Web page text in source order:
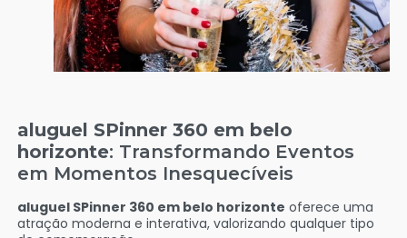
aluguel SPinner 360 em belo
horizonte: Transformando Eventos
em Momentos Inesquecíveis
aluguel SPinner 360 em belo horizonte oferece uma
atração moderna e interativa, valorizando qualquer tipo